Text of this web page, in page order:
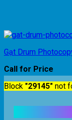
Gạt Drum
Call for Price
Block "29145" not